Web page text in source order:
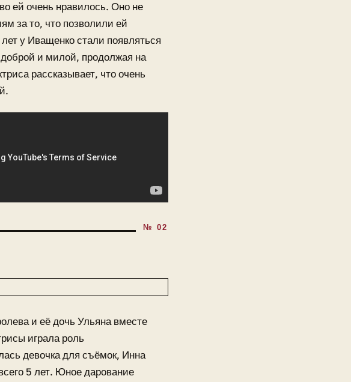
ей очень нравилось. Оно не
за то, что позволили ей
у Иващенко стали появляться
доброй и милой, продолжая на
рассказывает, что очень
и её дочь Ульяна вместе
играла роль
девочка для съёмок, Инна
5 лет. Юное дарование